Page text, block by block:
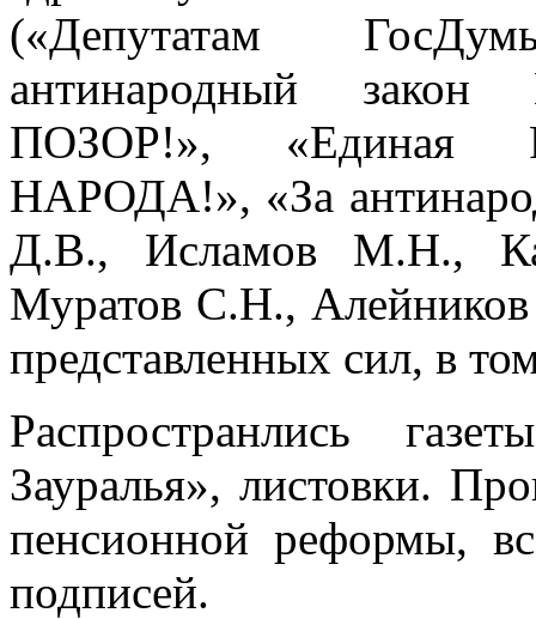
(«Депутатам
антинародный
ПОЗОР!»,
НАРОДА!», «За
Д.В., Исламов М.Н.,
Муратов С.Н.,
представленных сил, в
Распространлись
Зауралья», листовки.
пенсионной реформы,
подписей.